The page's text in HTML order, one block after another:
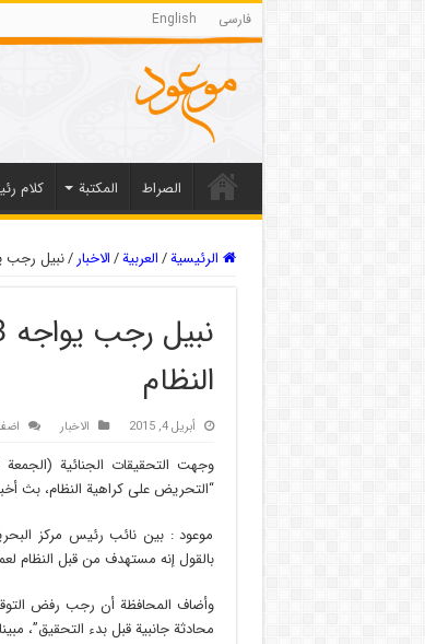
فارسی English
الصراط المکتبة كلام
الرئيسية/العربیة/الاخبار /نبيل رجب يواجه 3 تهم بينها
النظام
أبريل 4, 2015 الاخبار
“التحريض على كراهية النظام، بث
موعود : بين نائب رئيس مركز
بالقول إنه مستهدف من قبل النظام
وأضاف المحافظة أن رجب رفض
محادثة جانبية قبل بدء التحقيق”،